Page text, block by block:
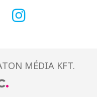
MÉDIA KFT.